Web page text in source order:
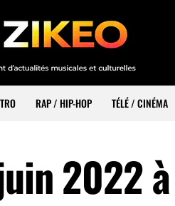
RAP / HIP-HOP TÉLÉ / CINÉMA
2022